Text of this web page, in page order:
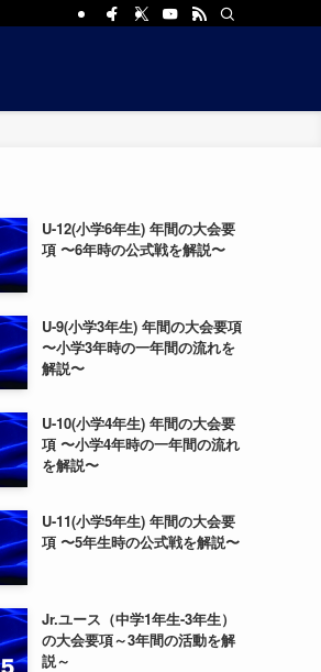
U-12(小学6年生) 年間の大会要
項 〜6年時の公式戦を解説〜
U-9(小学3年生) 年間の大会要項
〜小学3年時の一年間の流れを
解説〜
U-10(小学4年生) 年間の大会要
項 〜小学4年時の一年間の流れ
を解説〜
U-11(小学5年生) 年間の大会要
項 〜5年生時の公式戦を解説〜
Jr.ユース（中学1年生-3年生）
の大会要項～3年間の活動を解
説～